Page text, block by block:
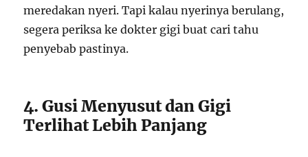
meredakan nyeri. Tapi kalau nyerinya berulang,
segera periksa ke dokter gigi buat cari tahu
penyebab pastinya.
4. Gusi Menyusut dan Gigi
Terlihat Lebih Panjang